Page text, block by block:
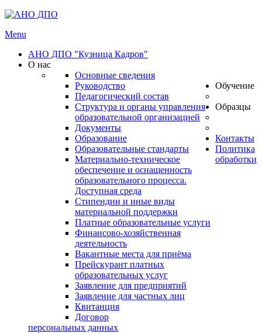
Menu
АНО ДПО "Кузница Кадров"
О нас
Основные сведения
Руководство
Педагогический состав
Структура и органы управления
образовательной организацией
Документы
Образование
Образовательные стандарты
Материально-техническое
обеспечение и оснащенность
образовательного процесса.
Доступная среда
Стипендии и иные виды
материальной поддержки
Платные образовательные услуги
Финансово-хозяйственная
деятельность
Вакантные места для приёма
Обучение
Прейскурант платных
образовательных услуг
Образцы
Заявление для предприятий
Заявление для частных лиц
Квитанция
Договор
Контакты
Политика
обработки
персональных данных